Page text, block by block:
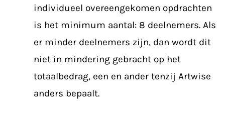
individueel overeengekomen opdrachten
is het minimum aantal: 8 deelnemers. Als
er minder deelnemers zijn, dan wordt dit
niet in mindering gebracht op het
totaalbedrag, een en ander tenzij Artwise
anders bepaalt.